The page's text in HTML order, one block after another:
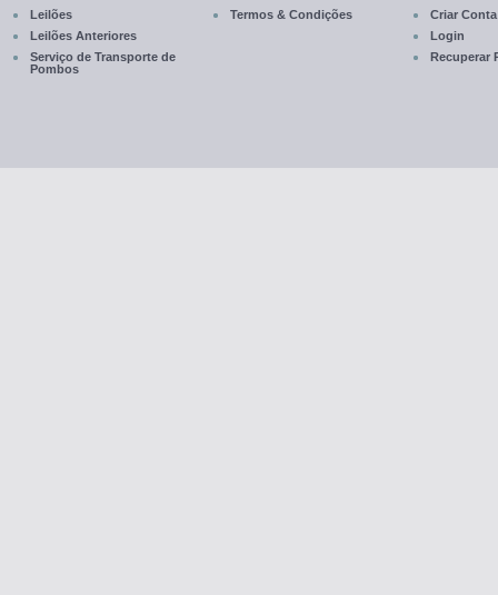
Leilões
Leilões Anteriores
Serviço de Transporte de
Pombos
Termos & Condições
Criar Conta
Login
Recuperar